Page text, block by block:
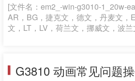
[文件名：em2_-win-g3010-1_20w-
AR，BG，捷克文，德文，丹麦文
文，LT，LV，荷兰文，挪威文，波
G3810 动画常见问题